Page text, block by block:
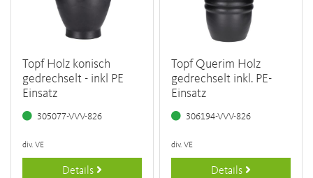
Topf Holz konisch
gedrechselt - inkl PE
Einsatz
305077-VVV-826
div. VE
Details
Topf Querim Holz
gedrechselt inkl. PE-
Einsatz
306194-VVV-826
div. VE
Details